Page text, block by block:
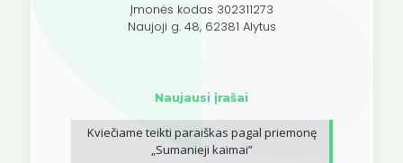
Įmonės kodas 302311273
Naujoji g. 48, 62381 Alytus
Naujausi įrašai
Kviečiame teikti paraiškas pagal priemonę
„Sumanieji kaimai”